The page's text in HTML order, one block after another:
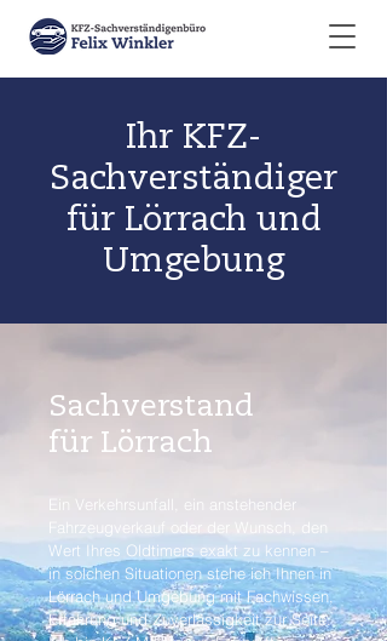
Ihr KFZ-
Sachverständiger
für Lörrach und
Umgebung
Sachverstand
für Lörrach
Ein Verkehrsunfall, ein anstehender
Fahrzeugverkauf oder der Wunsch, den
Wert Ihres Oldtimers exakt zu kennen –
in solchen Situationen stehe ich Ihnen in
Lörrach und Umgebung mit Fachwissen,
Erfahrung und Zuverlässigkeit zur Seite.